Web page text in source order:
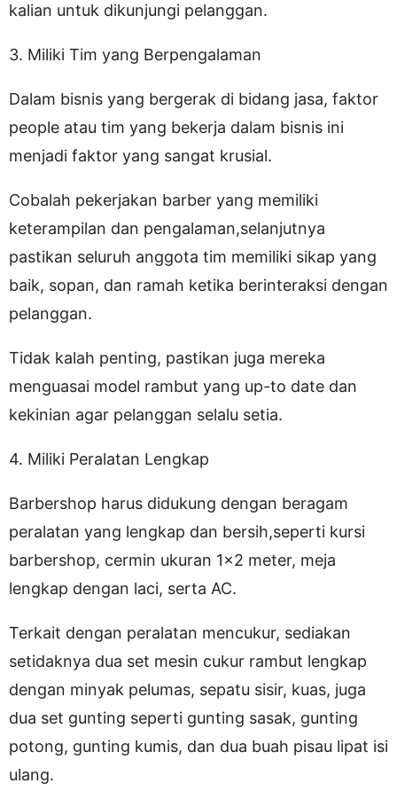
kalian untuk dikunjungi pelanggan.
3. Miliki Tim yang Berpengalaman
Dalam bisnis yang bergerak di bidang jasa, faktor
people atau tim yang bekerja dalam bisnis ini
menjadi faktor yang sangat krusial.
Cobalah pekerjakan barber yang memiliki
keterampilan dan pengalaman,selanjutnya
pastikan seluruh anggota tim memiliki sikap yang
baik, sopan, dan ramah ketika berinteraksi dengan
pelanggan.
Tidak kalah penting, pastikan juga mereka
menguasai model rambut yang up-to date dan
kekinian agar pelanggan selalu setia.
4. Miliki Peralatan Lengkap
Barbershop harus didukung dengan beragam
peralatan yang lengkap dan bersih,seperti kursi
barbershop, cermin ukuran 1×2 meter, meja
lengkap dengan laci, serta AC.
Terkait dengan peralatan mencukur, sediakan
setidaknya dua set mesin cukur rambut lengkap
dengan minyak pelumas, sepatu sisir, kuas, juga
dua set gunting seperti gunting sasak, gunting
potong, gunting kumis, dan dua buah pisau lipat isi
ulang.